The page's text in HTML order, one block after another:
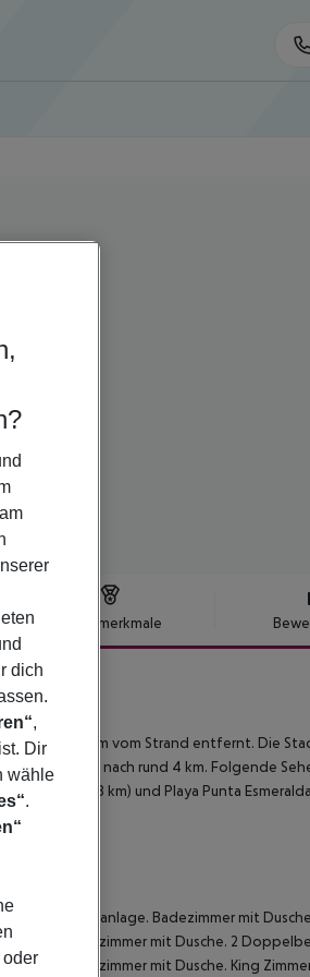
Hotelmerkmale
sich ca. 7 km vom Strand entfernt. Die
gelangt man nach rund 4 km. Folgende
(ca. 8 km) und Playa Punta
entfernt.
Klimaanlage. Badezimmer mit
Badezimmer mit Dusche. 2
Badezimmer mit Dusche. King
dich
,
Dir
wähle
.